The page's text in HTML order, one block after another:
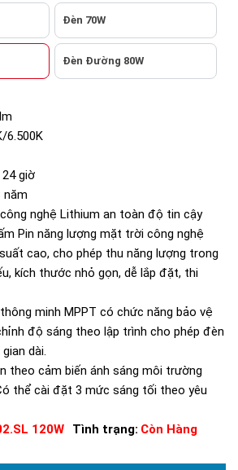
Đèn 70W
Đèn Đường 80W
6.500K
24 giờ
năm
nghệ Lithium an toàn độ tin cậy
Pin năng lượng mặt trời công nghệ
cao, cho phép thu năng lượng trong
kích thước nhỏ gọn, dễ lắp đặt, thi
minh MPPT có chức năng bảo vệ
độ sáng theo lập trình cho phép đèn
dài.
theo cảm biến ánh sáng môi trường
thể cài đặt 3 mức sáng tối theo yêu
120W Tình trạng: Còn Hàng